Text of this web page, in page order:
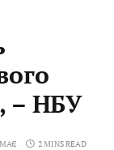
– НБУ
2 MINS READ